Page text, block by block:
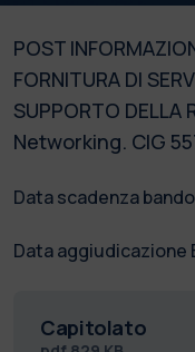
POST
FORNITURA DI
SUPPORTO DELLA
Networking. CIG
Data scadenza
Data aggiudicazione
Capitolato